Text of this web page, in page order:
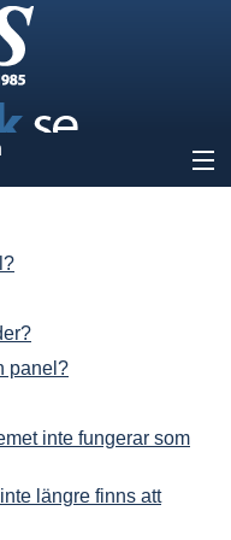
panel?
inte fungerar som
längre finns att